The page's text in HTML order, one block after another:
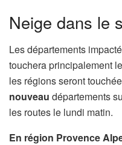
Neige dans le
Les départements
touchera principalement
les régions seront
nouveau départements
les routes le lundi matin.
En région Provence